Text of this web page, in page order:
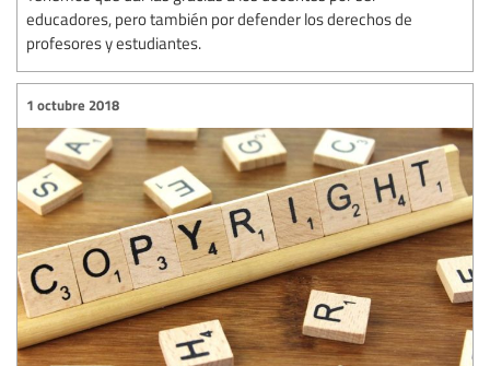
educadores, pero también por defender los derechos de
profesores y estudiantes.
1 octubre 2018